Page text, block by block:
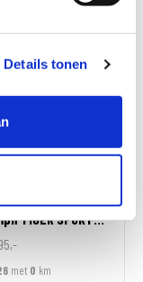
Details tonen
Goes
TIGER SPORT 800
met 0 km